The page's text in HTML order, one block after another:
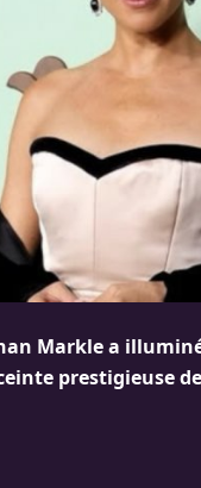
Markle a
prestigieuse